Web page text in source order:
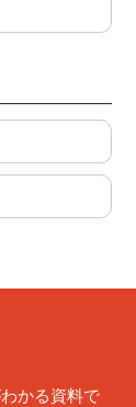
かる資料で